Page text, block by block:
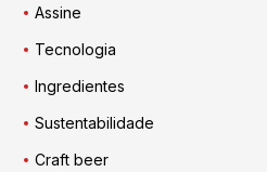
Assine
Tecnologia
Ingredientes
Sustentabilidade
Craft beer